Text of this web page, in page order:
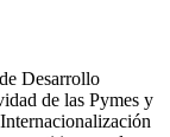
Desarrollo
de las Pymes y